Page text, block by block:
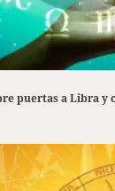
puertas a Libra y